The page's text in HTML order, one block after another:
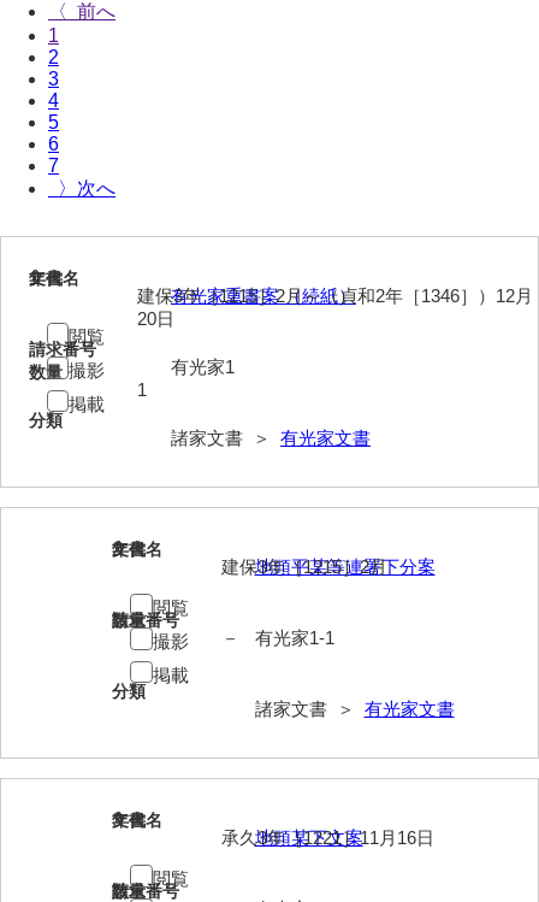
内田家文書（防府市）
内田伸採拓史料
梅村明文書
浦家文書
江浪家文書
惠本家文書
相木家文書
大田家文書
大谷家文書
〈
1
2
3
4
5
6
7
〉
1
文書名
有光家重書案 （続紙）
請求番号
有光家1
分類
諸家文書 ＞ 有光家文書
年代
建保3年［1215］2月～（貞和2年［1346］）12月
20日
数量
1
閲覧
撮影
掲載
2
文書名
地頭平某等連署下分案
請求番号
有光家1-1
分類
諸家文書 ＞ 有光家文書
年代
建保3年［1215］2月
数量
－
閲覧
撮影
掲載
3
文書名
地頭某下文案
請求番号
年代
承久3年［1221］11月16日
数量
閲覧